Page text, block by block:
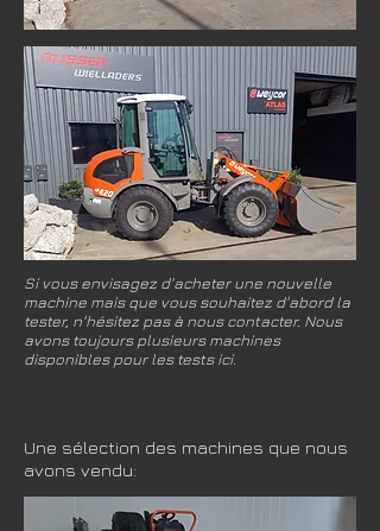
Si vous envisagez d'acheter une nouvelle
machine mais que vous souhaitez d'abord la
tester, n'hésitez pas à nous contacter. Nous
avons toujours plusieurs machines
disponibles pour les tests ici.
Une sélection des machines que nous
avons vendu: